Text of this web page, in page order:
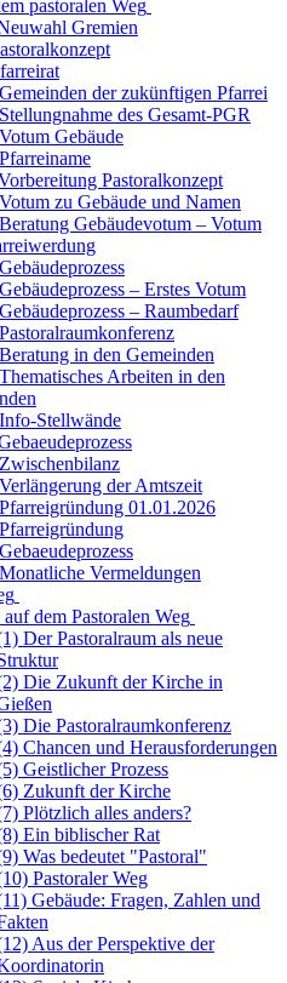
pastoralen Weg
Gremien
der zukünftigen Pfarrei
des Gesamt-PGR
Gebäude
Pastoralkonzept
zu Gebäude und Namen
Gebäudevotum – Votum
– Erstes Votum
– Raumbedarf
in den Gemeinden
Arbeiten in den
Stellwände
der Amtszeit
01.01.2026
Vermeldungen
dem Pastoralen Weg
Der Pastoralraum als neue
Die Zukunft der Kirche in
Die Pastoralraumkonferenz
Chancen und Herausforderungen
Geistlicher Prozess
Zukunft der Kirche
Plötzlich alles anders?
Ein biblischer Rat
Was bedeutet "Pastoral"
Pastoraler Weg
Gebäude: Fragen, Zahlen und
Aus der Perspektive der